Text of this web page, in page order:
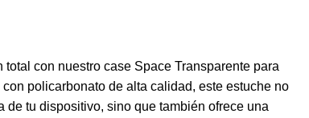
total con nuestro case Space Transparente para
policarbonato de alta calidad, este estuche no
de tu dispositivo, sino que también ofrece una